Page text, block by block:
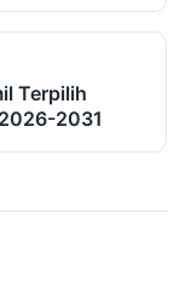
Terpilih
2031